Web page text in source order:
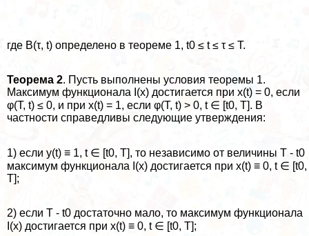
где B(τ, t) определено в теореме 1, t0 ≤ t ≤ τ ≤ T.
Теорема 2. Пусть выполнены условия теоремы 1.
Максимум функционала I(x) достигается при x(t) = 0, если
φ(T, t) ≤ 0, и при x(t) = 1, если φ(T, t) > 0, t ∈ [t0, T]. В
частности справедливы следующие утверждения:
1) если y(t) ≡ 1, t ∈ [t0, T], то независимо от величины T - t0
максимум функционала I(x) достигается при x(t) ≡ 0, t ∈ [t0,
T];
2) если T - t0 достаточно мало, то максимум функционала
I(x) достигается при x(t) ≡ 0, t ∈ [t0, T];